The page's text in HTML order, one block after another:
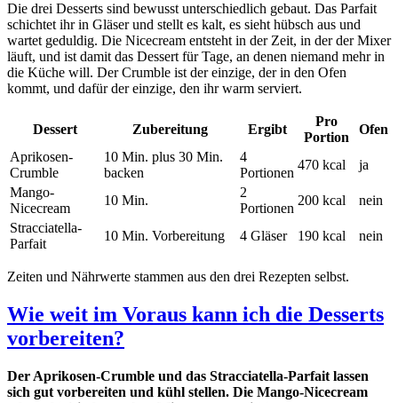
Die drei Desserts sind bewusst unterschiedlich gebaut. Das Parfait
schichtet ihr in Gläser und stellt es kalt, es sieht hübsch aus und
wartet geduldig. Die Nicecream entsteht in der Zeit, in der der Mixer
läuft, und ist damit das Dessert für Tage, an denen niemand mehr in
die Küche will. Der Crumble ist der einzige, der in den Ofen
kommt, und dafür der einzige, den ihr warm serviert.
Dessert Zubereitung Ergibt
Pro
Portion
Ofen
Aprikosen-
Crumble
10 Min. plus 30 Min.
backen
4
Portionen
470 kcal
ja
Mango-
Nicecream
10 Min.
2
Portionen
200 kcal
nein
Stracciatella-
Parfait
10 Min. Vorbereitung 4 Gläser 190 kcal nein
Zeiten und Nährwerte stammen aus den drei Rezepten selbst.
Wie weit im Voraus kann ich die Desserts
vorbereiten?
Der Aprikosen-Crumble und das Stracciatella-Parfait lassen
sich gut vorbereiten und kühl stellen. Die Mango-Nicecream